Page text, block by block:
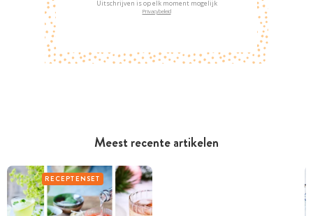
Meest recente artikelen
RECEPTENSET
Uitschrijven is op elk moment mogelijk
Privacybeleid